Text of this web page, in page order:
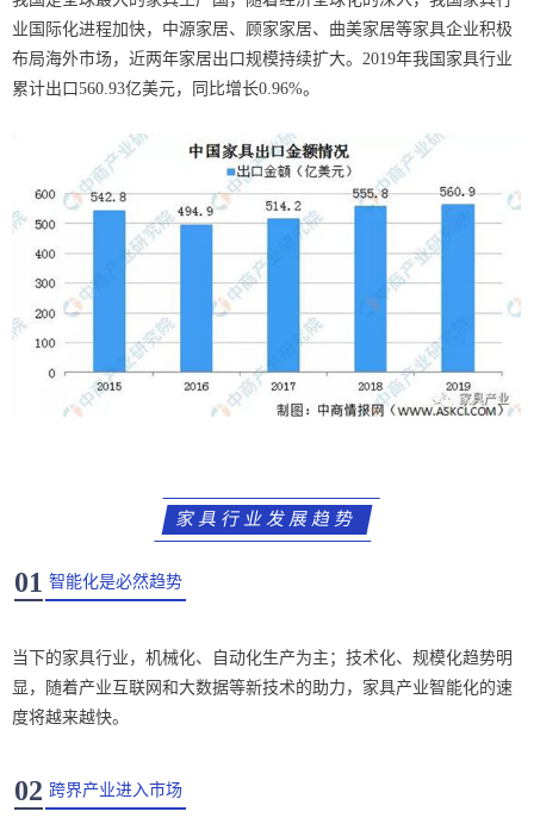
业国际化进程加快，中源家居、顾家家居、曲美家居等家具企业积极
布局海外市场，近两年家居出口规模持续扩大。2019年我国家具行业
累计出口560.93亿美元，同比增长0.96%。
家具行业发展趋势
01 智能化是必然趋势
当下的家具行业，机械化、自动化生产为主；技术化、规模化趋势明
显，随着产业互联网和大数据等新技术的助力，家具产业智能化的速
度将越来越快。
02 跨界产业进入市场